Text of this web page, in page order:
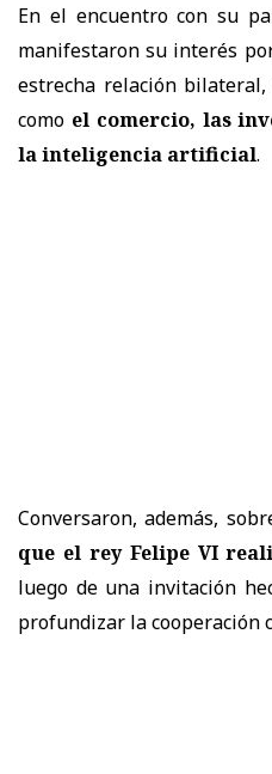
En el encuentro con su
manifestaron su interés
estrecha relación
como el comercio, las
la inteligencia artificial.
Conversaron, además,
que el rey Felipe VI
luego de una invitación
profundizar la cooperación